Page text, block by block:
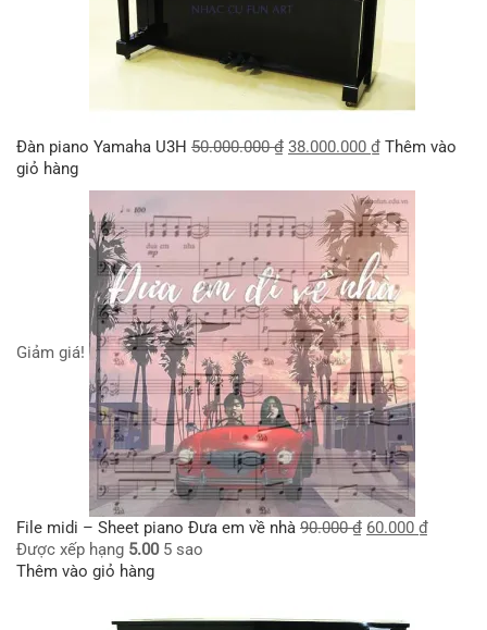
Đàn piano Yamaha U3H 50.000.000₫ 38.000.000 ₫ Thêm vào
giỏ hàng
Giảm giá!
File midi – Sheet piano Đưa em về nhà 90.000₫ 60.000 ₫
Được xếp hạng 5.005 sao
Thêm vào giỏ hàng